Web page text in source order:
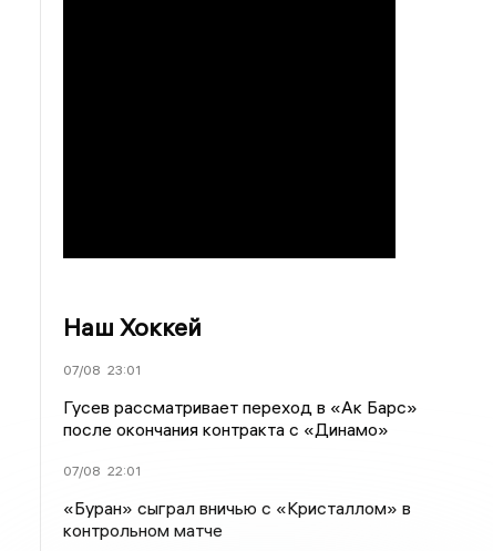
Наш Хоккей
07/08 23:01
Гусев рассматривает переход в «Ак Барс»
после окончания контракта с «Динамо»
07/08 22:01
«Буран» сыграл вничью с «Кристаллом» в
контрольном матче